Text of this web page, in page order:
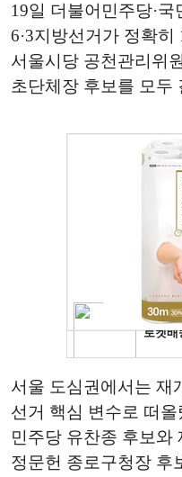
19일 더불어민주당·
6·3지방선거가 정확
서울시당 공천관리위
초단체장 후보를 모두
서울 도심권에서는 재
선거 핵심 변수로 떠
민주당 유찬종 후보와
정문헌 종로구청장 후